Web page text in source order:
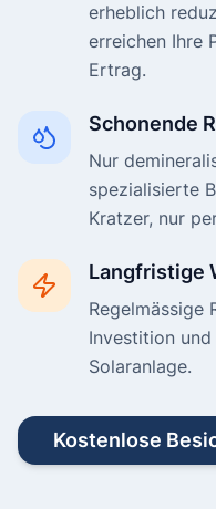
erheblich
erreichen Ihre
Ertrag.
Schonende
Nur
spezialisierte
Kratzer, nur
Langfristige
Regelmässige
Investition
Solaranlage.
Kostenlose